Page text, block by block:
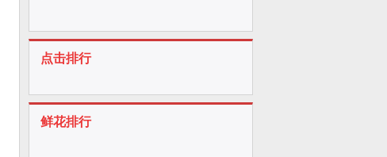
点击排行
鲜花排行